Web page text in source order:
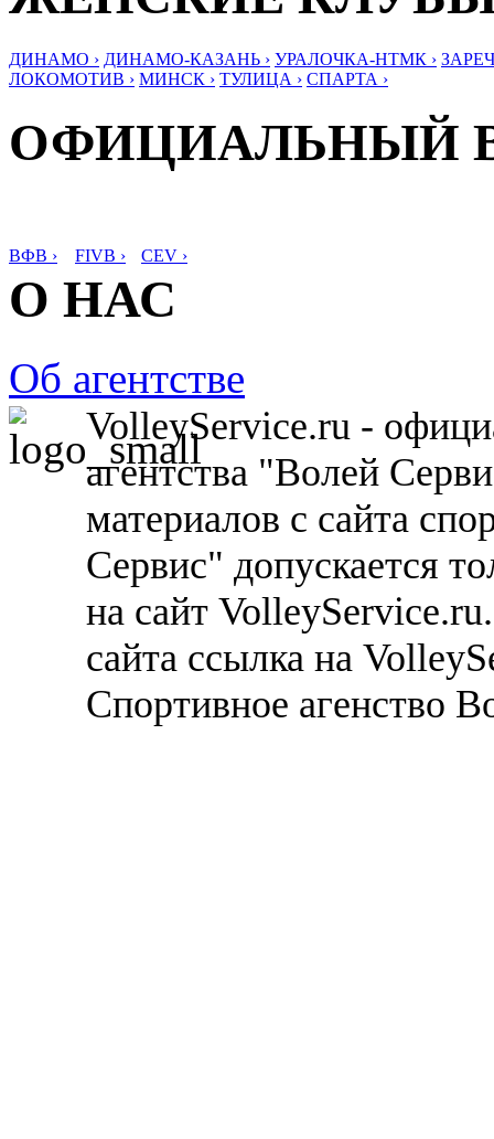
ДИНАМО › ДИНАМО-КАЗАНЬ › УРАЛОЧКА-НТМК ›
ЛОКОМОТИВ › МИНСК › ТУЛИЦА › СПАРТА ›
ОФИЦИАЛЬНЫЙ
ВФВ › FIVB › CEV ›
О НАС
Об агентстве
VolleyService.ru -
агентства "Волей
материалов с сайта
Сервис" допускается
на сайт
сайта ссылка на
Спортивное агенство